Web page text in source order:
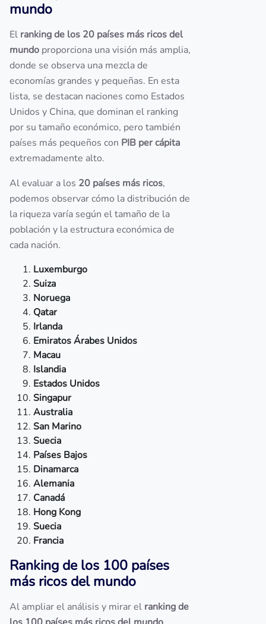
mundo
El ranking de los 20 países más ricos del
mundo proporciona una visión más amplia,
donde se observa una mezcla de
economías grandes y pequeñas. En esta
lista, se destacan naciones como Estados
Unidos y China, que dominan el ranking
por su tamaño económico, pero también
países más pequeños con PIB per cápita
extremadamente alto.
Al evaluar a los 20 países más ricos,
podemos observar cómo la distribución de
la riqueza varía según el tamaño de la
población y la estructura económica de
cada nación.
Luxemburgo
Suiza
Noruega
Qatar
Irlanda
Emiratos Árabes Unidos
Macau
Islandia
Estados Unidos
Singapur
Australia
San Marino
Suecia
Países Bajos
Dinamarca
Alemania
Canadá
Hong Kong
Suecia
Francia
Ranking de los 100 países
más ricos del mundo
Al ampliar el análisis y mirar el ranking de